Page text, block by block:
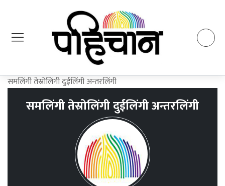
समलिंगी तेस्रोलिंगी दुईलिंगी अन्तरलिंगी
समलिंगी तेस्रोलिंगी दुईलिंगी अन्तरलिंगी